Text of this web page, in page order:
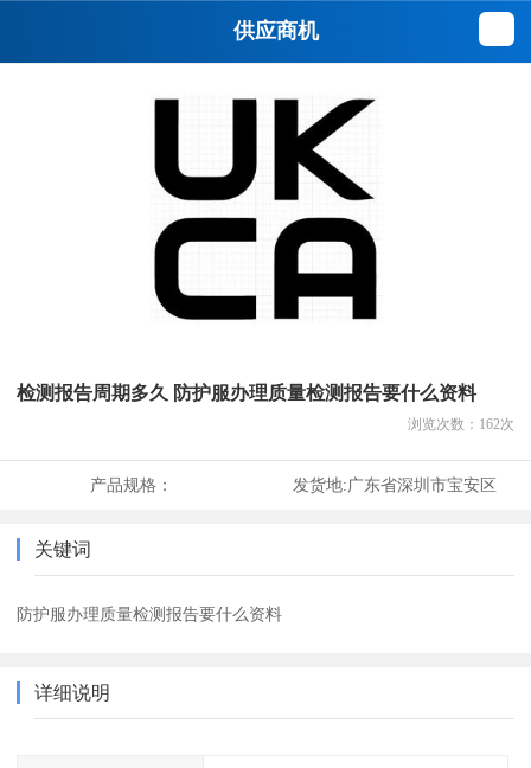
供应商机
检测报告周期多久 防护服办理质量检测报告要什么资料
浏览次数： 162次
产品规格： 发货地:广东省深圳市宝安区
关键词
防护服办理质量检测报告要什么资料
详细说明